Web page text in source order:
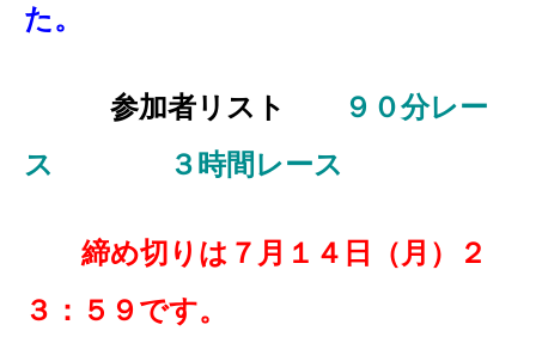
た。
参加者リスト
９０分レー
ス
３時間レース
締め切りは７月１４日（月）２
３：５９です。